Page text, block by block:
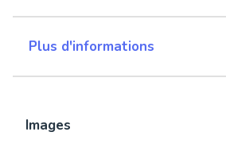
Plus d'informations
Images